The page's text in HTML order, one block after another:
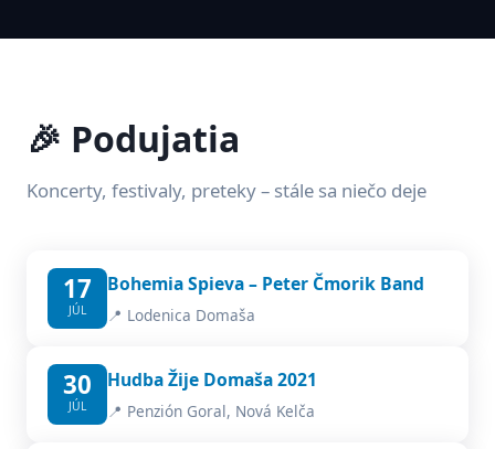
🎉 Podujatia
Koncerty, festivaly, preteky – stále sa niečo deje
17
JÚL
Bohemia Spieva – Peter Čmorik Band
📍 Lodenica Domaša
30
JÚL
Hudba Žije Domaša 2021
📍 Penzión Goral, Nová Kelča